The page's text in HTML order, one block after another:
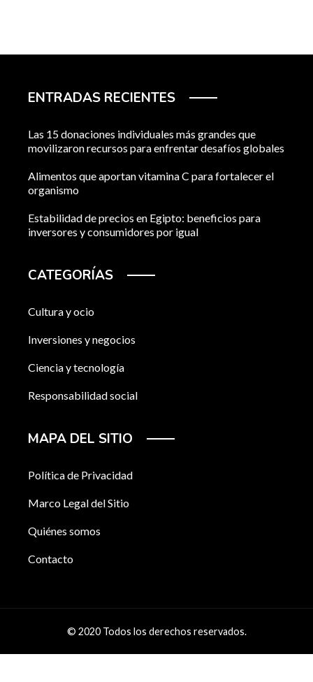
ENTRADAS RECIENTES
Las 15 donaciones individuales más grandes que
movilizaron recursos para enfrentar desafíos globales
Alimentos que aportan vitamina C para fortalecer el
organismo
Estabilidad de precios en Egipto: beneficios para
inversores y consumidores por igual
CATEGORÍAS
Cultura y ocio
Inversiones y negocios
Ciencia y tecnología
Responsabilidad social
MAPA DEL SITIO
Política de Privacidad
Marco Legal del Sitio
Quiénes somos
Contacto
© 2020 Todos los derechos reservados.